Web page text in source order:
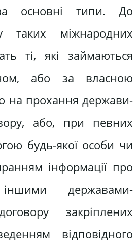
основні типи. До
таких міжнародних
ті, які займаються
або за власною
на прохання держави-
або, при певних
будь-якої особи чи
інформації про
державами-
закріплених
відповідного